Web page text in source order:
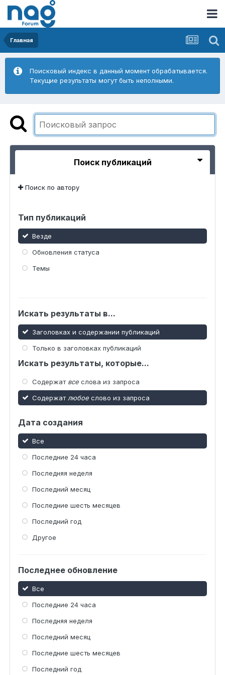
Главная
Поисковый индекс в данный момент обрабатывается.
Текущие результаты могут быть неполными.
Поиск публикаций
Поиск по автору
Тип публикаций
Везде
Обновления статуса
Темы
Искать результаты в...
Заголовках и содержании публикаций
Только в заголовках публикаций
Искать результаты, которые...
Содержат все слова из запроса
Содержат любое слово из запроса
Дата создания
Все
Последние 24 часа
Последняя неделя
Последний месяц
Последние шесть месяцев
Последний год
Другое
Последнее обновление
Все
Последние 24 часа
Последняя неделя
Последний месяц
Последние шесть месяцев
Последний год